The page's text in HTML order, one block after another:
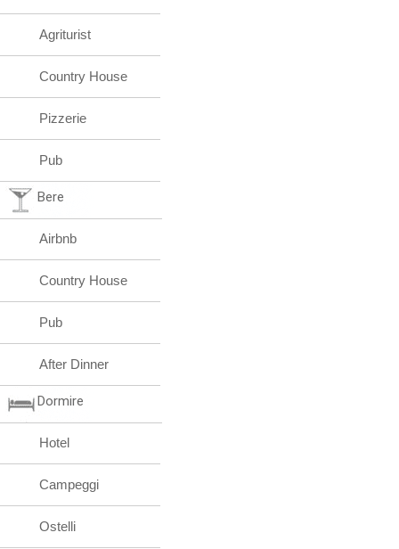
Agriturist
Country House
Pizzerie
Pub
Bere
Airbnb
Country House
Pub
After Dinner
Dormire
Hotel
Campeggi
Ostelli